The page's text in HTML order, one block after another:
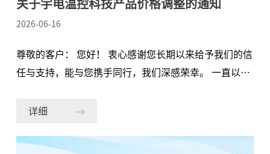
关于宇电温控科技产品价格调整的通知
2026-06-16
尊敬的客户： 您好！ 衷心感谢您长期以来给予我们的信
任与支持，能与您携手同行，我们深感荣幸。 一直以
务。但基于众所周知的原因，近期原材料市场价格持续
上次主要是进口芯片涨价不同，此次原材料涨价遍及
详细